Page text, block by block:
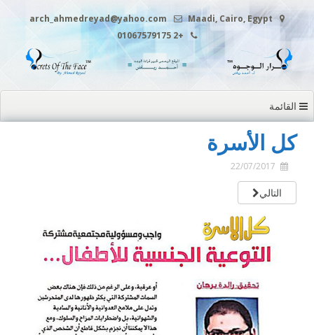
المحتوى
Maadi, Cairo, Egypt
arch_ahmedreyad@yahoo.com
+2 01067579175
القائمة
كل الأسرة
22/07/2017
التالي